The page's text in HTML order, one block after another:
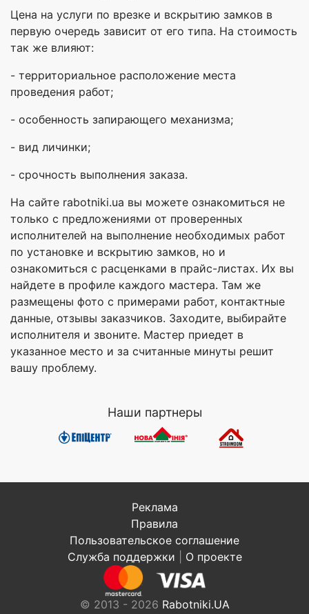
Цена на услуги по врезке и вскрытию замков в
первую очередь зависит от его типа. На стоимость
так же влияют:
- территориальное расположение места
проведения работ;
- особенность запирающего механизма;
- вид личинки;
- срочность выполнения заказа.
На сайте rabotniki.ua вы можете ознакомиться не
только с предложениями от проверенных
исполнителей на выполнение необходимых работ
по установке и вскрытию замков, но и
ознакомиться с расценками в прайс-листах. Их вы
найдете в профиле каждого мастера. Там же
размещены фото с примерами работ, контактные
данные, отзывы заказчиков. Заходите, выбирайте
исполнителя и звоните. Мастер приедет в
указанное место и за считанные минуты решит
вашу проблему.
Наши партнеры
Реклама
Правила
Пользовательское соглашение
Служба поддержки
О проекте
© 2013 - 2026 Rabotniki.UA